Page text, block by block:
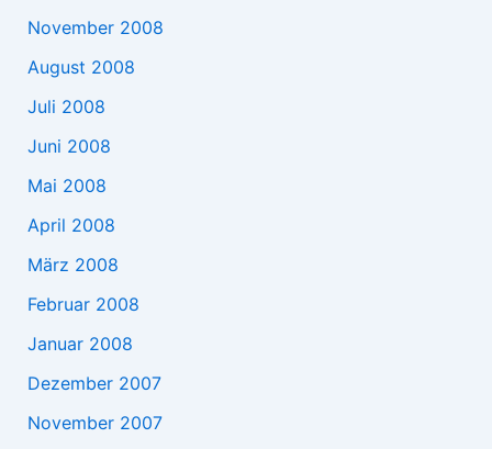
November 2008
August 2008
Juli 2008
Juni 2008
Mai 2008
April 2008
März 2008
Februar 2008
Januar 2008
Dezember 2007
November 2007